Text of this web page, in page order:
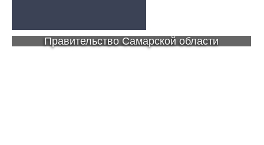
Правительство Самарской области